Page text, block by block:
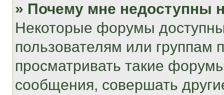
» Почему мне недоступны
Некоторые форумы
пользователям или группам
просматривать такие
сообщения, совершать